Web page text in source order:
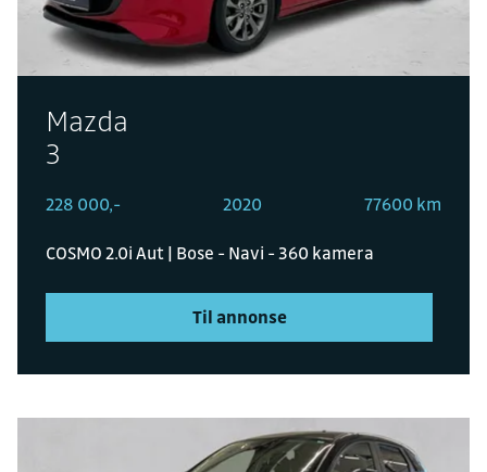
Mazda
3
228 000,- 2020 77600 km
COSMO 2.0i Aut | Bose - Navi - 360 kamera
Til annonse